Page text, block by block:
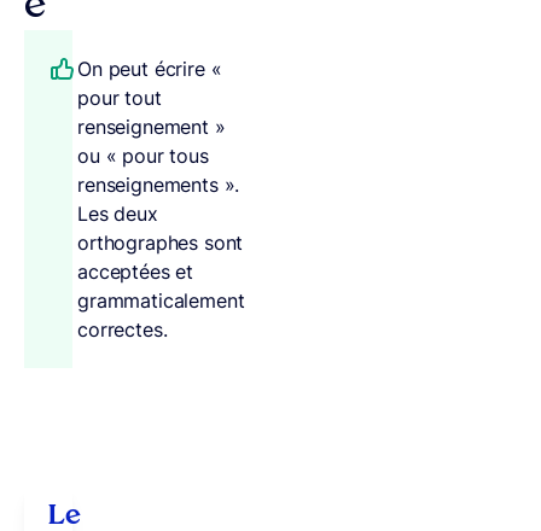
e
On peut écrire «
pour tout
renseignement »
ou « pour tous
renseignements ».
Les deux
orthographes sont
acceptées et
grammaticalement
correctes.
Le